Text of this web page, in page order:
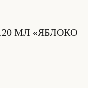
МЛ «ЯБЛОКО